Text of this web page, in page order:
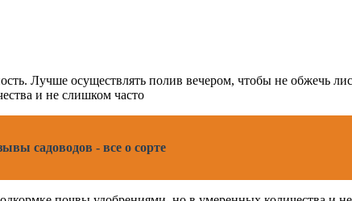
Лучше осуществлять полив вечером, чтобы не обжечь
и не слишком часто
садоводов - все о сорте